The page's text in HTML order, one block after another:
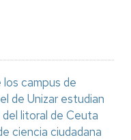
campus de
de Unizar estudian
litoral de Ceuta
ciencia ciudadana